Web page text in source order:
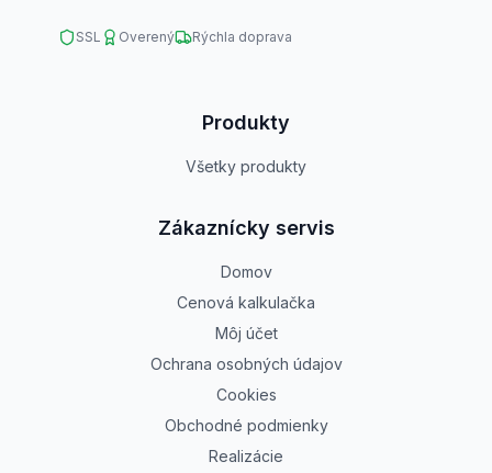
SSL Overený Rýchla doprava
Produkty
Všetky produkty
Zákaznícky servis
Domov
Cenová kalkulačka
Môj účet
Ochrana osobných údajov
Cookies
Obchodné podmienky
Realizácie